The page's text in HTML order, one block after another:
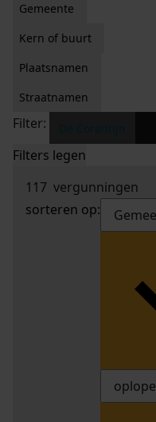
Gemeente
Kern of buurt
Plaatsnamen
Straatnamen
Filter:
Filters legen
117 vergunningen
sorteren op: